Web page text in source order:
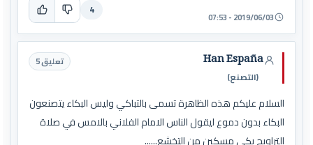
2019/06/03 - 07:53
4
Han España
(التصنع)
تعليق 5
السلام عليكم هذه الظاهرة تسمى بالتباكي وليس البكاء يتصنعون
البكاء بدون دموع ليقول الناس الامام الفلاني بالامس في صلاة
التراويح بكى مسكين من التخشع......